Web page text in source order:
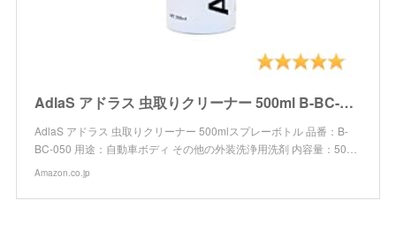
AdlaS アドラス 虫取りクリーナー 500ml B-BC-050 ボディ・ガラスに付いた虫・鳥糞、傷をつけずに分解除去
AdlaS アドラス 虫取りクリーナー 500mlスプレーボトル 品番：B-
BC-050 用途：自動車ボディ その他の外装洗浄用洗剤 内容量：50…
Amazon.co.jp